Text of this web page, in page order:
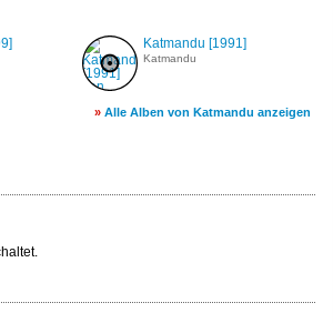
Katmandu [1991]
Katmandu
» Alle Alben von Katmandu anzeigen